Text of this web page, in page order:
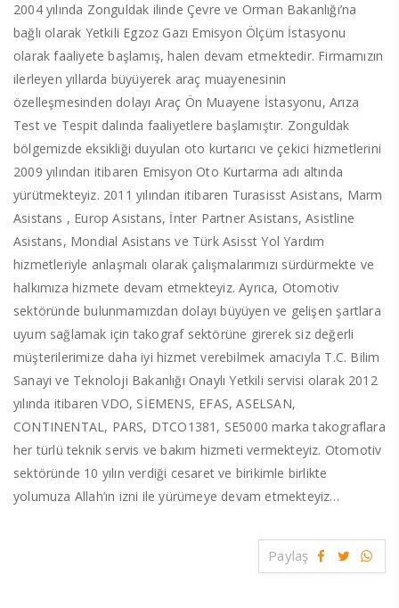
2004 yılında Zonguldak ilinde Çevre ve Orman Bakanlığı’na
bağlı olarak Yetkili Egzoz Gazı Emisyon Ölçüm İstasyonu
olarak faaliyete başlamış, halen devam etmektedir. Firmamızın
ilerleyen yıllarda büyüyerek araç muayenesinin
özelleşmesinden dolayı Araç Ön Muayene İstasyonu, Arıza
Test ve Tespit dalında faaliyetlere başlamıştır. Zonguldak
bölgemizde eksikliği duyulan oto kurtarıcı ve çekici hizmetlerini
2009 yılından itibaren Emisyon Oto Kurtarma adı altında
yürütmekteyiz. 2011 yılından itibaren Turasisst Asistans, Marm
Asistans , Europ Asistans, İnter Partner Asistans, Asistline
Asistans, Mondial Asistans ve Türk Asisst Yol Yardım
hizmetleriyle anlaşmalı olarak çalışmalarımızı sürdürmekte ve
halkımıza hizmete devam etmekteyiz. Ayrıca, Otomotiv
sektöründe bulunmamızdan dolayı büyüyen ve gelişen şartlara
uyum sağlamak için takograf sektörüne girerek siz değerli
müşterilerimize daha iyi hizmet verebilmek amacıyla T.C. Bilim
Sanayi ve Teknoloji Bakanlığı Onaylı Yetkili servisi olarak 2012
yılında itibaren VDO, SİEMENS, EFAS, ASELSAN,
CONTINENTAL, PARS, DTCO1381, SE5000 marka takograflara
her türlü teknik servis ve bakım hizmeti vermekteyiz. Otomotiv
sektöründe 10 yılın verdiği cesaret ve birikimle birlikte
yolumuza Allah’ın izni ile yürümeye devam etmekteyiz…
Paylaş